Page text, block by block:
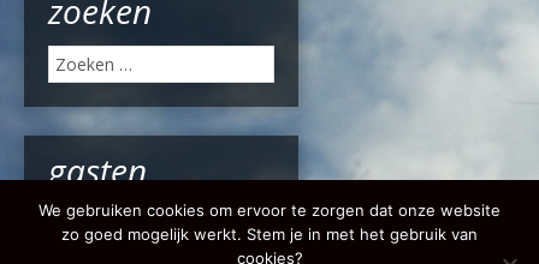
zoeken
Zoeken
naar:
gasten
Online:4 Bots
We gebruiken cookies om ervoor te zorgen dat onze website
zo goed mogelijk werkt. Stem je in met het gebruik van
cookies?